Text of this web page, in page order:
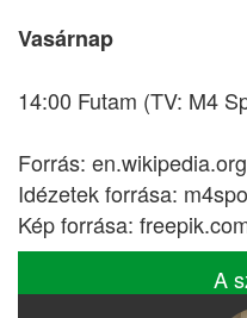
Vasárnap
14:00 Futam (TV: M4
Forrás:
Idézetek forrása:
Kép forrása:
A